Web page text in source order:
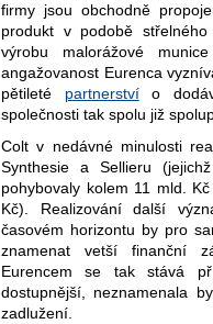
firmy jsou obchodně
produkt v podobě
výrobu malorážové
angažovanost Eurenca
pětileté partnerstvío
společnosti tak spolu již
Colt v nedávné minulosti
Synthesie a Sellieru
pohybovaly kolem 11 mld.
Kč). Realizování další
časovém horizontu by pro
znamenat vetší finanční
Eurencem se tak stává
dostupnější, neznamenala
zadlužení.